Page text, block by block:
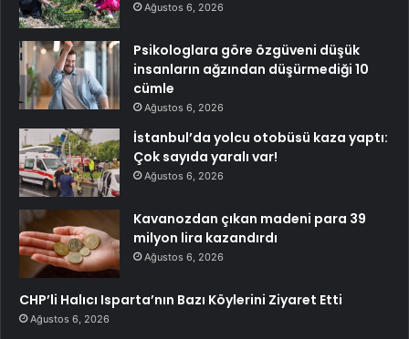
Ağustos 6, 2026
Psikologlara göre özgüveni düşük
insanların ağzından düşürmediği 10
cümle
Ağustos 6, 2026
İstanbul’da yolcu otobüsü kaza yaptı:
Çok sayıda yaralı var!
Ağustos 6, 2026
Kavanozdan çıkan madeni para 39
milyon lira kazandırdı
Ağustos 6, 2026
CHP’li Halıcı Isparta’nın Bazı Köylerini Ziyaret Etti
Ağustos 6, 2026